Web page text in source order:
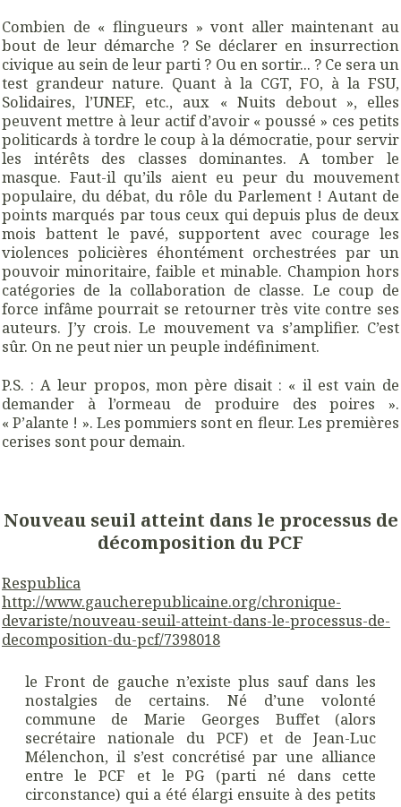
Combien de « flingueurs » vont aller maintenant au
bout de leur démarche ? Se déclarer en insurrection
civique au sein de leur parti ? Ou en sortir... ? Ce sera un
test grandeur nature. Quant à la CGT, FO, à la FSU,
Solidaires, l’UNEF, etc., aux « Nuits debout », elles
peuvent mettre à leur actif d’avoir « poussé » ces petits
politicards à tordre le coup à la démocratie, pour servir
les intérêts des classes dominantes. A tomber le
masque. Faut-il qu’ils aient eu peur du mouvement
populaire, du débat, du rôle du Parlement ! Autant de
points marqués par tous ceux qui depuis plus de deux
mois battent le pavé, supportent avec courage les
violences policières éhontément orchestrées par un
pouvoir minoritaire, faible et minable. Champion hors
catégories de la collaboration de classe. Le coup de
force infâme pourrait se retourner très vite contre ses
auteurs. J’y crois. Le mouvement va s’amplifier. C’est
sûr. On ne peut nier un peuple indéfiniment.
P.S. : A leur propos, mon père disait : « il est vain de
demander à l’ormeau de produire des poires ».
« P’alante ! ». Les pommiers sont en fleur. Les premières
cerises sont pour demain.
Nouveau seuil atteint dans le processus de
décomposition du PCF
Respublica
http://www.gaucherepublicaine.org/chronique-
devariste/nouveau-seuil-atteint-dans-le-processus-de-
decomposition-du-pcf/7398018
le Front de gauche n’existe plus sauf dans les
nostalgies de certains. Né d’une volonté
commune de Marie Georges Buffet (alors
secrétaire nationale du PCF) et de Jean-Luc
Mélenchon, il s’est concrétisé par une alliance
entre le PCF et le PG (parti né dans cette
circonstance) qui a été élargi ensuite à des petits